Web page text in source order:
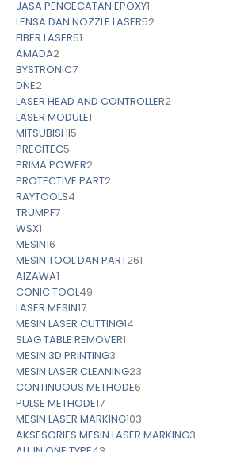
JASA PENGECATAN EPOXY1
LENSA DAN NOZZLE LASER52
FIBER LASER51
AMADA2
BYSTRONIC7
DNE2
LASER HEAD AND CONTROLLER2
LASER MODULE1
MITSUBISHI5
PRECITEC5
PRIMA POWER2
PROTECTIVE PART2
RAYTOOLS4
TRUMPF7
WSX1
MESIN16
MESIN TOOL DAN PART261
AIZAWA1
CONIC TOOL49
LASER MESIN17
MESIN LASER CUTTING14
SLAG TABLE REMOVER1
MESIN 3D PRINTING3
MESIN LASER CLEANING23
CONTINUOUS METHODE6
PULSE METHODE17
MESIN LASER MARKING103
AKSESORIES MESIN LASER MARKING3